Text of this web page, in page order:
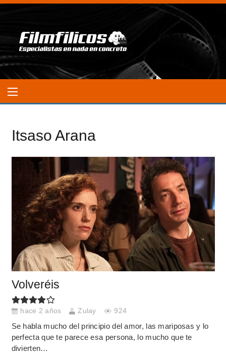
Itsaso Arana
Volveréis
hace 2 años Zulay 924
Se habla mucho del principio del amor, las mariposas y lo
perfecta que te parece esa persona, lo mucho que te
divierten…